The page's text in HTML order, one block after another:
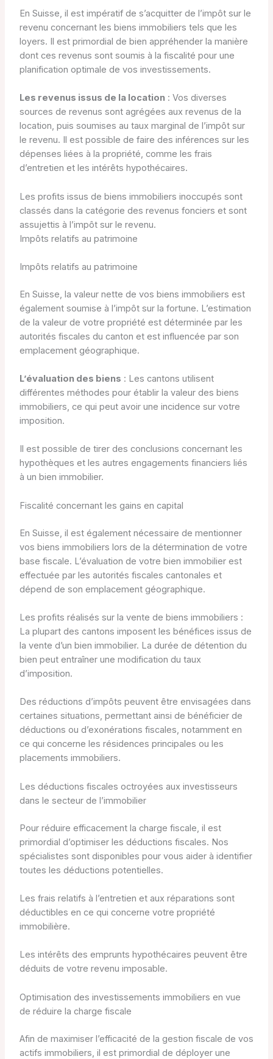
En Suisse, il est impératif de s’acquitter de l’impôt sur le
revenu concernant les biens immobiliers tels que les
loyers. Il est primordial de bien appréhender la manière
dont ces revenus sont soumis à la fiscalité pour une
planification optimale de vos investissements.
Les revenus issus de la location : Vos diverses
sources de revenus sont agrégées aux revenus de la
location, puis soumises au taux marginal de l’impôt sur
le revenu. Il est possible de faire des inférences sur les
dépenses liées à la propriété, comme les frais
d’entretien et les intérêts hypothécaires.
Les profits issus de biens immobiliers inoccupés sont
classés dans la catégorie des revenus fonciers et sont
assujettis à l’impôt sur le revenu.
Impôts relatifs au patrimoine
Impôts relatifs au patrimoine
En Suisse, la valeur nette de vos biens immobiliers est
également soumise à l’impôt sur la fortune. L’estimation
de la valeur de votre propriété est déterminée par les
autorités fiscales du canton et est influencée par son
emplacement géographique.
L’évaluation des biens : Les cantons utilisent
différentes méthodes pour établir la valeur des biens
immobiliers, ce qui peut avoir une incidence sur votre
imposition.
Il est possible de tirer des conclusions concernant les
hypothèques et les autres engagements financiers liés
à un bien immobilier.
Fiscalité concernant les gains en capital
En Suisse, il est également nécessaire de mentionner
vos biens immobiliers lors de la détermination de votre
base fiscale. L’évaluation de votre bien immobilier est
effectuée par les autorités fiscales cantonales et
dépend de son emplacement géographique.
Les profits réalisés sur la vente de biens immobiliers :
La plupart des cantons imposent les bénéfices issus de
la vente d’un bien immobilier. La durée de détention du
bien peut entraîner une modification du taux
d’imposition.
Des réductions d’impôts peuvent être envisagées dans
certaines situations, permettant ainsi de bénéficier de
déductions ou d’exonérations fiscales, notamment en
ce qui concerne les résidences principales ou les
placements immobiliers.
Les déductions fiscales octroyées aux investisseurs
dans le secteur de l’immobilier
Pour réduire efficacement la charge fiscale, il est
primordial d’optimiser les déductions fiscales. Nos
spécialistes sont disponibles pour vous aider à identifier
toutes les déductions potentielles.
Les frais relatifs à l’entretien et aux réparations sont
déductibles en ce qui concerne votre propriété
immobilière.
Les intérêts des emprunts hypothécaires peuvent être
déduits de votre revenu imposable.
Optimisation des investissements immobiliers en vue
de réduire la charge fiscale
Afin de maximiser l’efficacité de la gestion fiscale de vos
actifs immobiliers, il est primordial de déployer une